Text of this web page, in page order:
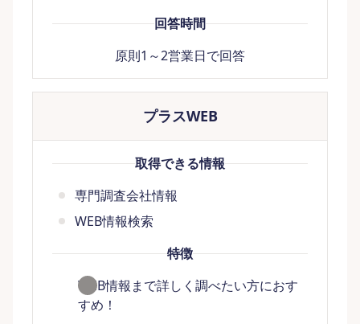
回答時間
原則1～2営業日で回答
プラスWEB
取得できる情報
専門調査会社情報
WEB情報検索
特徴
WEB情報まで詳しく調べたい方におす
すめ！